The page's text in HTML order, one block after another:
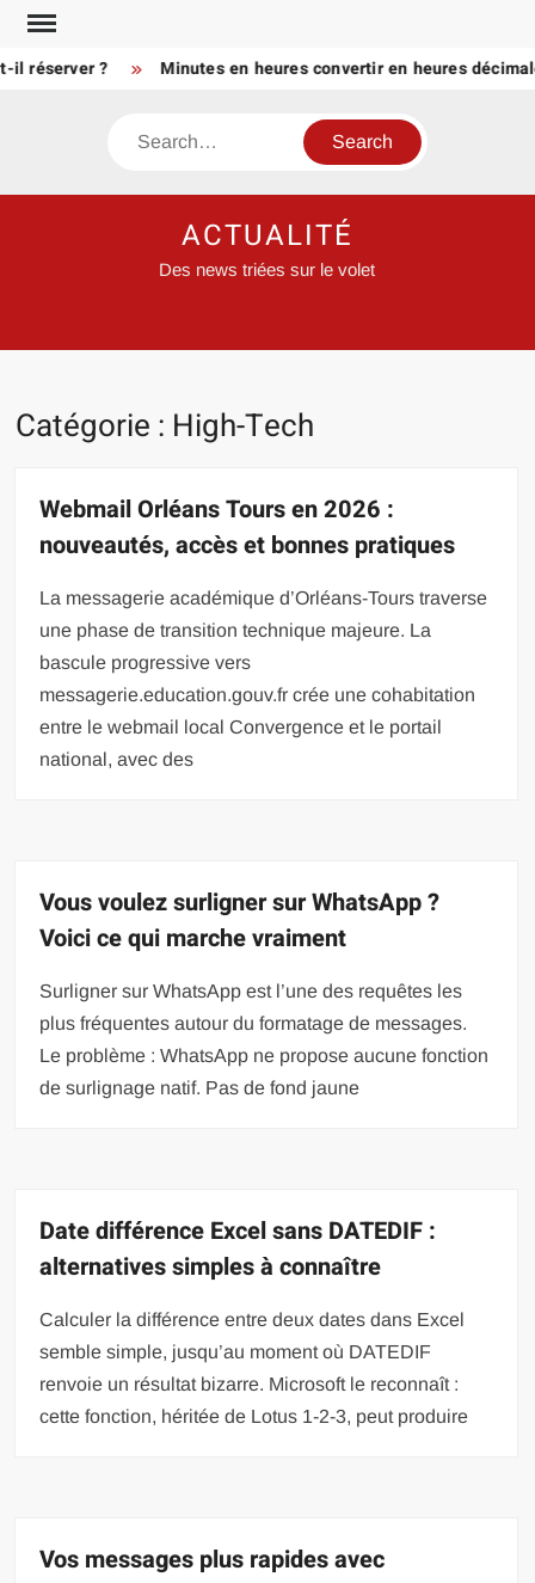
Skip
content? Minutes en heures convertir en heures décimales
Search
ACTUALITÉ
Des news triées sur le volet
Catégorie : High-Tech
Webmail Orléans Tours en 2026 :
nouveautés, accès et bonnes pratiques
La messagerie académique d’Orléans-Tours traverse
une phase de transition technique majeure. La
bascule progressive vers
messagerie.education.gouv.fr crée une cohabitation
entre le webmail local Convergence et le portail
national, avec des
Vous voulez surligner sur WhatsApp ?
Voici ce qui marche vraiment
Surligner sur WhatsApp est l’une des requêtes les
plus fréquentes autour du formatage de messages.
Le problème : WhatsApp ne propose aucune fonction
de surlignage natif. Pas de fond jaune
Date différence Excel sans DATEDIF :
alternatives simples à connaître
Calculer la différence entre deux dates dans Excel
semble simple, jusqu’au moment où DATEDIF
renvoie un résultat bizarre. Microsoft le reconnaît :
cette fonction, héritée de Lotus 1-2-3, peut produire
Vos messages plus rapides avec